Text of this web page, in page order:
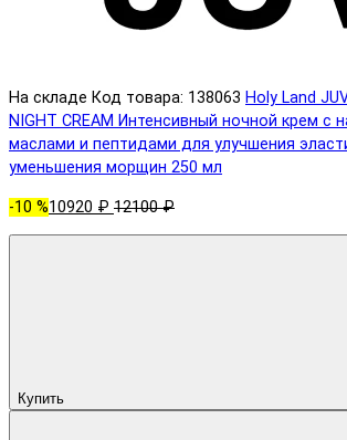
На складе Код товара: 138063 Holy Land
NIGHT CREAM Интенсивный ночной крем с
маслами и пептидами для улучшения
уменьшения морщин 250 мл
-10 %10920 ₽ 12100 ₽
Купить